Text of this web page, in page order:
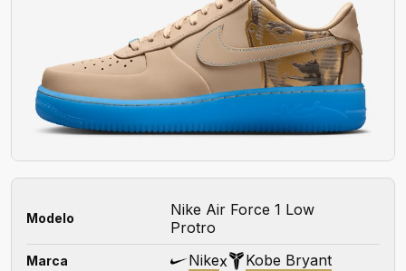
Modelo
Nike Air Force 1 Low
Protro
Marca Nikex Kobe Bryant